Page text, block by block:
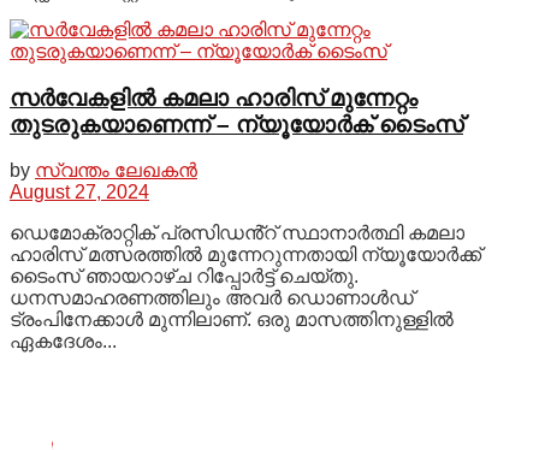
സർവേകളിൽ കമലാ ഹാരിസ് മുന്നേറ്റം
തുടരുകയാണെന്ന് – ന്യൂയോർക് ടൈംസ്
by സ്വന്തം ലേഖകൻ
August 27, 2024
ഡെമോക്രാറ്റിക് പ്രസിഡൻ്റ് സ്ഥാനാർത്ഥി കമലാ
ഹാരിസ് മത്സരത്തിൽ മുന്നേറുന്നതായി ന്യൂയോർക്ക്
ടൈംസ് ഞായറാഴ്ച റിപ്പോർട്ട് ചെയ്തു.
ധനസമാഹരണത്തിലും അവർ ഡൊണാൾഡ്
ട്രംപിനേക്കാൾ മുന്നിലാണ്. ഒരു മാസത്തിനുള്ളിൽ
ഏകദേശം...